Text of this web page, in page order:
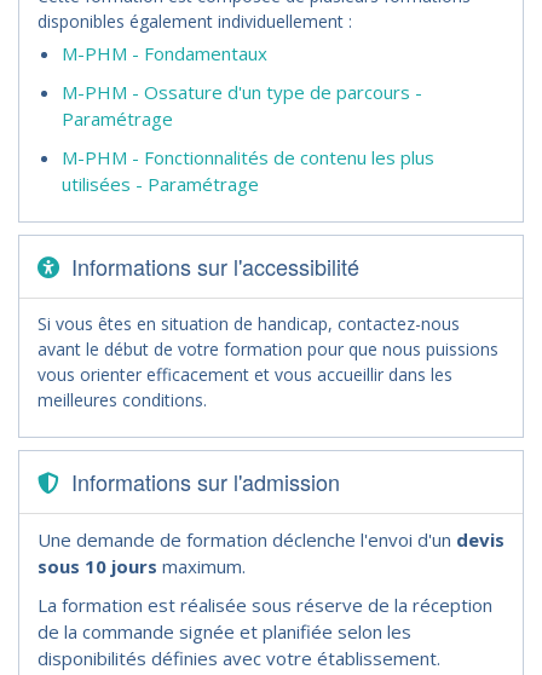
disponibles également individuellement :
M-PHM - Fondamentaux
M-PHM - Ossature d'un type de parcours -
Paramétrage
M-PHM - Fonctionnalités de contenu les plus
utilisées - Paramétrage
Informations sur l'accessibilité
Si vous êtes en situation de handicap, contactez-nous
avant le début de votre formation pour que nous puissions
vous orienter efficacement et vous accueillir dans les
meilleures conditions.
Informations sur l'admission
Une demande de formation déclenche l'envoi d'un devis
sous 10 jours maximum.
La formation est réalisée sous réserve de la réception
de la commande signée et planifiée selon les
disponibilités définies avec votre établissement.